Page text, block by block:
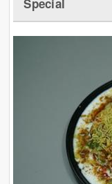
Special